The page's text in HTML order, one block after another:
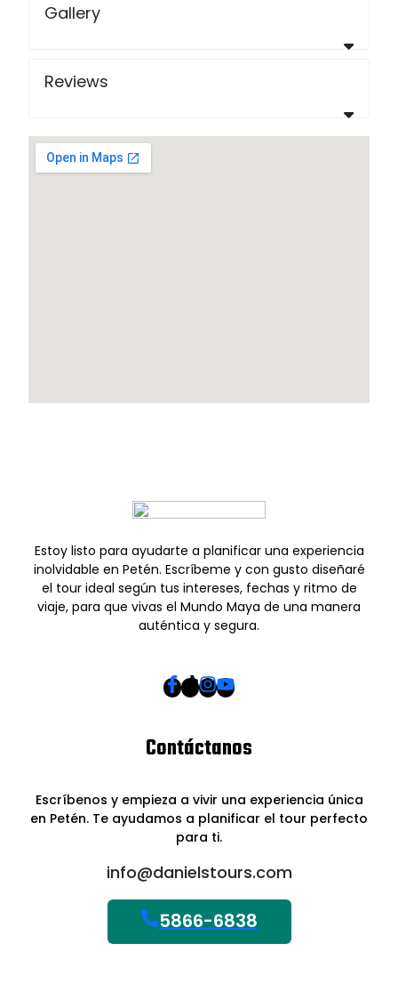
Gallery
Reviews
Estoy listo para ayudarte a planificar una experiencia
inolvidable en Petén. Escríbeme y con gusto diseñaré
el tour ideal según tus intereses, fechas y ritmo de
viaje, para que vivas el Mundo Maya de una manera
auténtica y segura.
Contáctanos
Escríbenos y empieza a vivir una experiencia única
en Petén. Te ayudamos a planificar el tour perfecto
para ti.
info@danielstours.com
5866-6838